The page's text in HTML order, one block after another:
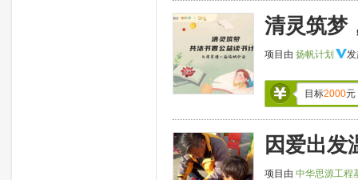
清灵筑梦
项目由 扬帆计划
目标2000元
因爱出
项目由 中华思源工程